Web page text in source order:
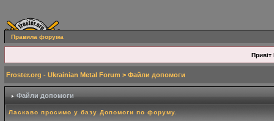
Правила форума
Привіт
Froster.org - Ukrainian Metal Forum > Файли допомоги
Файли допомоги
Ласкаво просимо у базу Допомоги по форуму.